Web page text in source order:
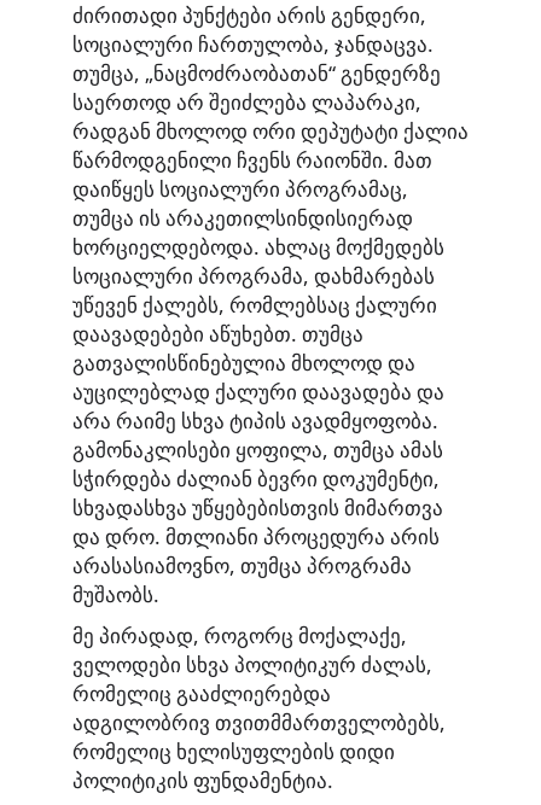
ძირითადი პუნქტები არის გენდერი,
სოციალური ჩართულობა, ჯანდაცვა.
თუმცა, „ნაცმოძრაობათან“ გენდერზე
საერთოდ არ შეიძლება ლაპარაკი,
რადგან მხოლოდ ორი დეპუტატი ქალია
წარმოდგენილი ჩვენს რაიონში. მათ
დაიწყეს სოციალური პროგრამაც,
თუმცა ის არაკეთილსინდისიერად
ხორციელდებოდა. ახლაც მოქმედებს
სოციალური პროგრამა, დახმარებას
უწევენ ქალებს, რომლებსაც ქალური
დაავადებები აწუხებთ. თუმცა
გათვალისწინებულია მხოლოდ და
აუცილებლად ქალური დაავადება და
არა რაიმე სხვა ტიპის ავადმყოფობა.
გამონაკლისები ყოფილა, თუმცა ამას
სჭირდება ძალიან ბევრი დოკუმენტი,
სხვადასხვა უწყებებისთვის მიმართვა
და დრო. მთლიანი პროცედურა არის
არასასიამოვნო, თუმცა პროგრამა
მუშაობს.
მე პირადად, როგორც მოქალაქე,
ველოდები სხვა პოლიტიკურ ძალას,
რომელიც გააძლიერებდა
ადგილობრივ თვითმმართველობებს,
რომელიც ხელისუფლების დიდი
პოლიტიკის ფუნდამენტია.